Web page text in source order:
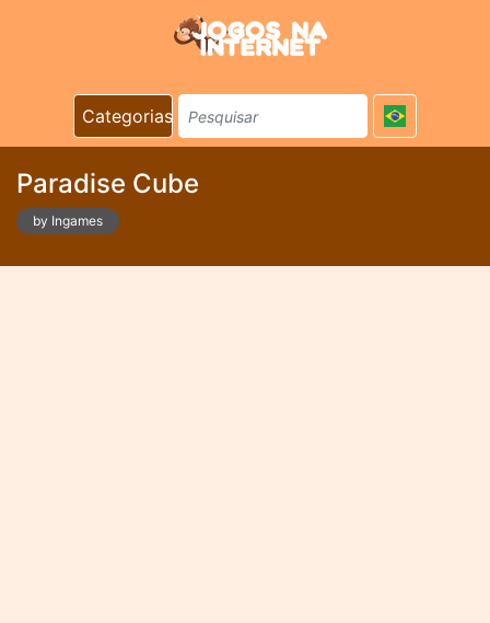
Categorias
Paradise Cube
by Ingames